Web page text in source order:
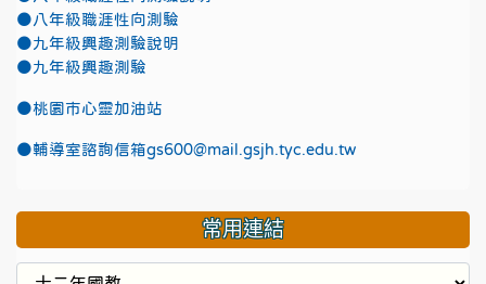
●八年級職涯性向測驗
●九年級興趣測驗說明
●九年級興趣測驗
●桃園市心靈加油站
●輔導室諮詢信箱gs600@mail.gsjh.tyc.edu.tw
常用連結